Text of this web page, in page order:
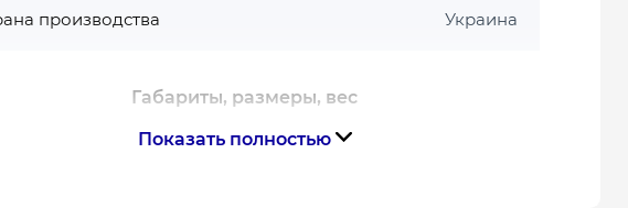
производства Украина
Габариты, размеры, вес
Показать полностью